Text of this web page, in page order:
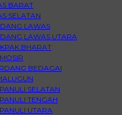
BARAT
SELATAN
LAWAS
LAWAS UTARA
BHARAT
BEDAGAI
SELATAN
TENGAH
UTARA